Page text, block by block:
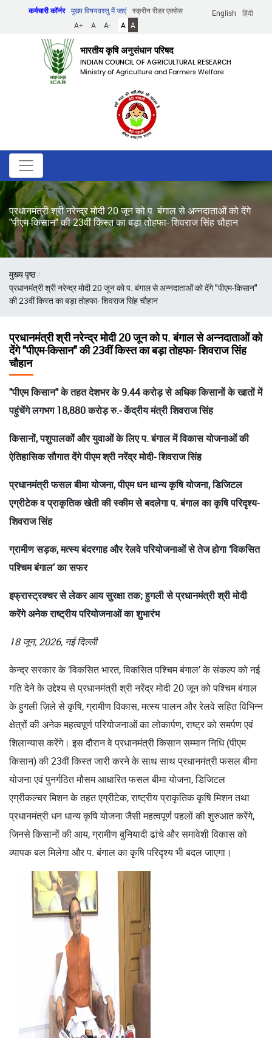
English हिंदी
कर्मचारी कॉर्नर मुख्य विषयवस्तु में जाएं
स्क्रीन रीडर एक्सेस
A+
A A- A A
भारतीय कृषि अनुसंधान परिषद
INDIAN COUNCIL OF AGRICULTURAL RESEARCH
Ministry of Agriculture and Farmers Welfare
प्रधानमंत्री श्री नरेन्द्र मोदी 20 जून को प. बंगाल से अन्नदाताओं को देंगे
"पीएम-किसान" की 23वीं किस्त का बड़ा तोहफा- शिवराज सिंह चौहान
पग
चिन्ह
मुख्य पृष्ठ
प्रधानमंत्री श्री नरेन्द्र मोदी 20 जून को प. बंगाल से अन्नदाताओं को देंगे "पीएम-किसान"
की 23वीं किस्त का बड़ा तोहफा- शिवराज सिंह चौहान
प्रधानमंत्री श्री नरेन्द्र मोदी 20 जून को प. बंगाल से अन्नदाताओं को
देंगे "पीएम-किसान" की 23वीं किस्त का बड़ा तोहफा- शिवराज सिंह
चौहान
"पीएम किसान" के तहत देशभर के 9.44 करोड़ से अधिक किसानों के खातों में
पहुंचेंगे लगभग 18,880 करोड़ रु.- केंद्रीय मंत्री शिवराज सिंह
किसानों, पशुपालकों और युवाओं के लिए प. बंगाल में विकास योजनाओं की
ऐतिहासिक सौगात देंगे पीएम श्री नरेंद्र मोदी- शिवराज सिंह
प्रधानमंत्री फसल बीमा योजना, पीएम धन धान्य कृषि योजना, डिजिटल
एग्रीटेक व प्राकृतिक खेती की स्कीम से बदलेगा प. बंगाल का कृषि परिदृश्य-
शिवराज सिंह
ग्रामीण सड़क, मत्स्य बंदरगाह और रेलवे परियोजनाओं से तेज होगा ‘विकसित
पश्चिम बंगाल’ का सफर
इफ्रास्ट्रक्चर से लेकर आय सुरक्षा तक; हुगली से प्रधानमंत्री श्री मोदी
करेंगे अनेक राष्ट्रीय परियोजनाओं का शुभारंभ
18 जून, 2026, नई दिल्ली
केन्द्र सरकार के ‘विकसित भारत, विकसित पश्चिम बंगाल’ के संकल्प को नई
गति देने के उद्देश्य से प्रधानमंत्री श्री नरेंद्र मोदी 20 जून को पश्चिम बंगाल
के हुगली ज़िले से कृषि, ग्रामीण विकास, मत्स्य पालन और रेलवे सहित विभिन्न
क्षेत्रों की अनेक महत्वपूर्ण परियोजनाओं का लोकार्पण, राष्ट्र को समर्पण एवं
शिलान्यास करेंगे। इस दौरान वे प्रधानमंत्री किसान सम्मान निधि (पीएम
किसान) की 23वीं किस्त जारी करने के साथ साथ प्रधानमंत्री फसल बीमा
योजना एवं पुनर्गठित मौसम आधारित फसल बीमा योजना, डिजिटल
एग्रीकल्चर मिशन के तहत एग्रीटेक, राष्ट्रीय प्राकृतिक कृषि मिशन तथा
प्रधानमंत्री धन धान्य कृषि योजना जैसी महत्वपूर्ण पहलों की शुरुआत करेंगे,
जिनसे किसानों की आय, ग्रामीण बुनियादी ढांचे और समावेशी विकास को
व्यापक बल मिलेगा और प. बंगाल का कृषि परिदृश्य भी बदल जाएगा।